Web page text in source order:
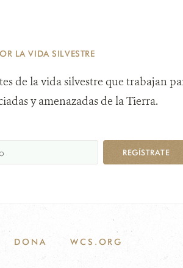
LA VIDA SILVESTRE
de la vida silvestre que trabajan
y amenazadas de la Tierra.
REGÍSTRATE
DONA WCS.ORG